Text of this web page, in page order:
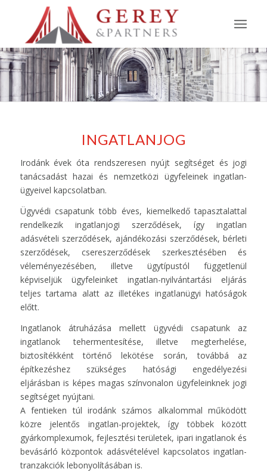
INGATLANJOG
Irodánk évek óta rendszeresen nyújt segítséget és jogi
tanácsadást hazai és nemzetközi ügyfeleinek ingatlan-
ügyeivel kapcsolatban.
Ügyvédi csapatunk több éves, kiemelkedő tapasztalattal
rendelkezik ingatlanjogi szerződések, így ingatlan
adásvételi szerződések, ajándékozási szerződések, bérleti
szerződések, csereszerződések szerkesztésében és
véleményezésében, illetve ügytípustól függetlenül
képviseljük ügyfeleinket ingatlan-nyilvántartási eljárás
teljes tartama alatt az illetékes ingatlanügyi hatóságok
előtt.
Ingatlanok átruházása mellett ügyvédi csapatunk az
ingatlanok tehermentesítése, illetve megterhelése,
biztosítékként történő lekötése során, továbbá az
építkezéshez szükséges hatósági engedélyezési
eljárásban is képes magas színvonalon ügyfeleinknek jogi
segítséget nyújtani.
A fentieken túl irodánk számos alkalommal működött
közre jelentős ingatlan-projektek, így többek között
gyárkomplexumok, fejlesztési területek, ipari ingatlanok és
bevásárló központok adásvételével kapcsolatos ingatlan-
tranzakciók lebonyolításában is.